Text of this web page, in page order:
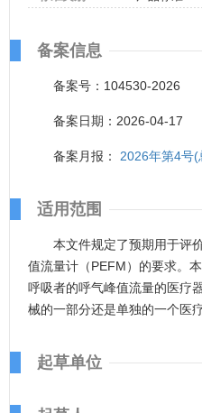
备案信息
备案号：104530-2026
备案日期：2026-04-17
备案月报： 2026年第4号(
适用范围
本文件规定了预期用于评
值流量计（PEFM）的要求。
呼吸者的呼气峰值流量的医疗
械的一部分还是单独的一个医疗
起草单位